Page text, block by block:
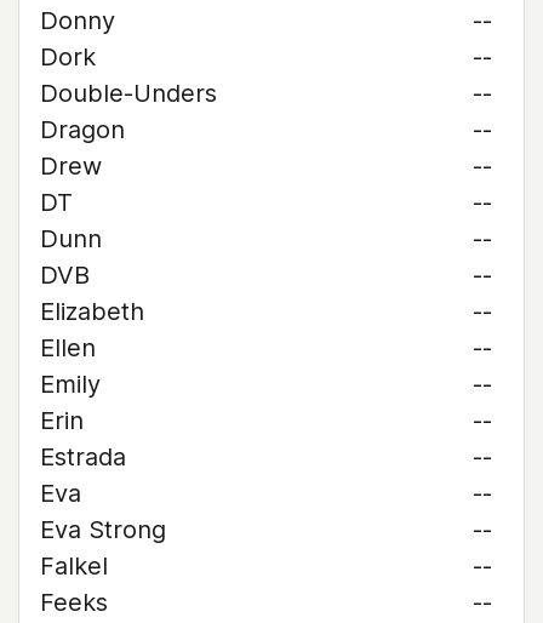
Donny
--
Dork
--
Double-Unders
--
Dragon
--
Drew
--
DT
--
Dunn
--
DVB
--
Elizabeth
--
Ellen
--
Emily
--
Erin
--
Estrada
--
Eva
--
Eva Strong
--
Falkel
--
Feeks
--